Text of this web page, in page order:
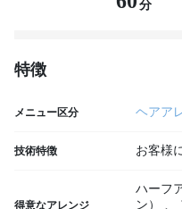
分
特徴
メニュー区分 ヘアア
技術特徴 お客様
得意なアレンジ
ハーフ
ン）
、